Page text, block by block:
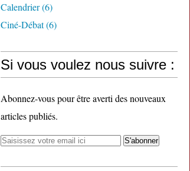
Calendrier(6)
Ciné-Débat(6)
Si vous voulez nous suivre :
Abonnez-vous pour être averti des nouveaux
articles publiés.